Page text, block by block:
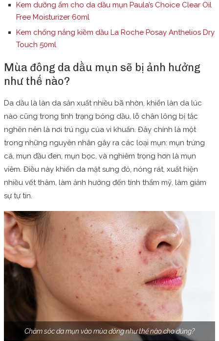
Kem dưỡng ẩm cho da dầu mụn Paula’s Choice Clear Oil
Free Moisturizer 60ml
Kem chống nắng kiềm dầu La Roche Posay Anthelios Dry
Touch 50ml
Mùa đông da dầu mụn sẽ bị ảnh hưởng
như thế nào?
Da dầu là làn da sản xuất nhiều bã nhờn, khiến làn da lúc
nào cũng trong tình trạng bóng dầu, lỗ chân lông bị tắc
nghẽn nên là nơi trú ngụ của vi khuẩn. Đây chính là một
trong những nguyên nhân gây ra các loại mụn: mụn trứng
cá, mụn đầu đen, mụn bọc, và nghiêm trọng hơn là mụn
viêm. Điều này khiến da mặt sưng đỏ, nóng rát, xuất hiện
nhiều vết thâm, làm ảnh hưởng đến tính thẩm mỹ, làm giảm
sự tự tin.
Chăm sóc da mụn vào mùa đông như thế nào cho đúng?